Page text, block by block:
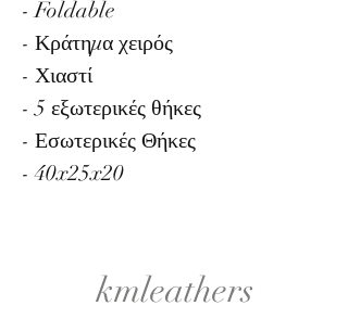
- Foldable
- Κράτημα χειρός
- Χιαστί
- 5 εξωτερικές θήκες
- Εσωτερικές Θήκες
- 40x25x20
kmleathers